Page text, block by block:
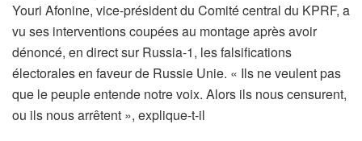
Youri Afonine, vice-président du Comité central du KPRF, a
vu ses interventions coupées au montage après avoir
dénoncé, en direct sur Russia-1, les falsifications
électorales en faveur de Russie Unie. « Ils ne veulent pas
que le peuple entende notre voix. Alors ils nous censurent,
ou ils nous arrêtent », explique-t-il